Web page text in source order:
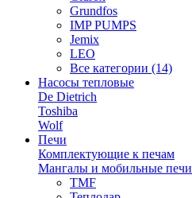
Grundfos
IMP PUMPS
Jemix
LEO
Все категории (14)
Насосы тепловые
De Dietrich
Toshiba
Wolf
Печи
Комплектующие к печам
Мангалы и мобильные печи
TMF